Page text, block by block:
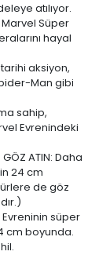
atılıyor.
Süper
hayal
tarihi aksiyon,
Man gibi
sahip,
Evrenindeki
GÖZ ATIN: Daha
24 cm
de göz
Evreninin süper
cm boyunda.